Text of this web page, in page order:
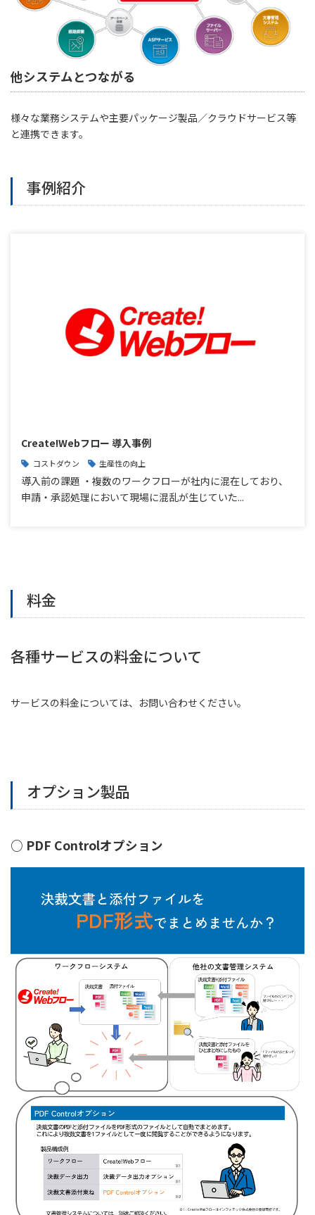
他システムとつながる
様々な業務システムや主要パッケージ製品／クラウドサービス等
と連携できます。
事例紹介
Create!Webフロー 導入事例
コストダウン 生産性の向上
導入前の課題 ・複数のワークフローが社内に混在しており、
申請・承認処理において現場に混乱が生じていた...
料金
各種サービスの料金について
サービスの料金については、お問い合わせください。
オプション製品
○ PDF Controlオプション